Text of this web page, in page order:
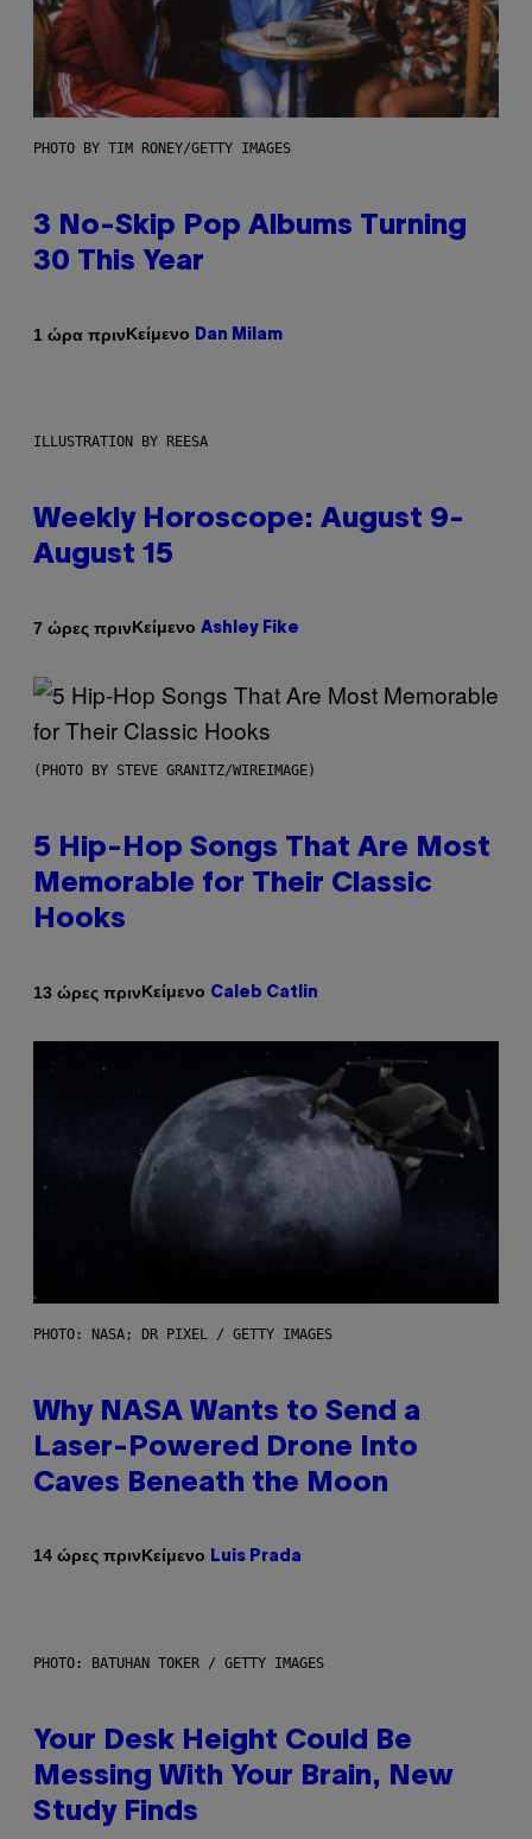
PHOTO BY TIM RONEY/GETTY IMAGES
3 No-Skip Pop Albums Turning
30 This Year
1 ώρα πρινΚείμενο Dan Milam
ILLUSTRATION BY REESA
Weekly Horoscope: August 9-
August 15
7 ώρες πρινΚείμενο Ashley Fike
(PHOTO BY STEVE GRANITZ/WIREIMAGE)
5 Hip-Hop Songs That Are Most
Memorable for Their Classic
Hooks
13 ώρες πρινΚείμενο Caleb Catlin
PHOTO: NASA; DR PIXEL / GETTY IMAGES
Why NASA Wants to Send a
Laser-Powered Drone Into
Caves Beneath the Moon
14 ώρες πρινΚείμενο Luis Prada
PHOTO: BATUHAN TOKER / GETTY IMAGES
Your Desk Height Could Be
Messing With Your Brain, New
Study Finds